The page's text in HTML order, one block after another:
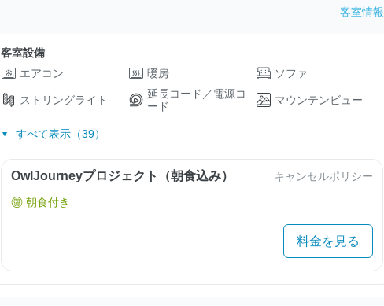
客室情報
客室設備
エアコン
暖房 ソファ
ストリングライト
延長コード／電源コ
ード
マウンテンビュー
すべて表示（39）
OwlJourneyプロジェクト（朝食込み） キャンセルポリシー
朝食付き
料金を見る